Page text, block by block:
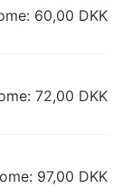
60,00 DKK
72,00 DKK
97,00 DKK